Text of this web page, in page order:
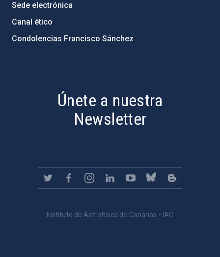
Sede electrónica
Canal ético
Condolencias Francisco Sánchez
Únete a nuestra
Newsletter
Instituto de Astrofísica de Canarias • IAC